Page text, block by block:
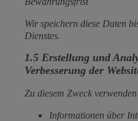
Wir speichern diese Daten
Dienstes.
1.5 Erstellung und
Verbesserung der
Zu diesem Zweck
Informationen über